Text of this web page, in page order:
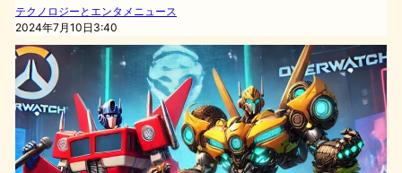
テクノロジーとエンタメニュース
2024年7月10日3:40